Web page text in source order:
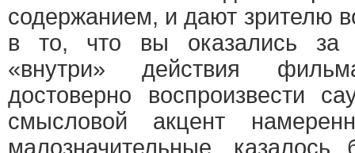
содержанием, и дают зрителю
в то, что вы оказались за
«внутри» действия
достоверно воспроизвести
смысловой акцент
малозначительные,